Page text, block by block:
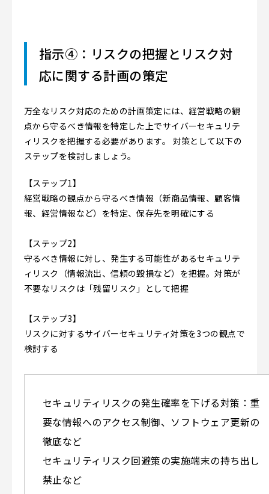
指示④：リスクの把握とリスク対
応に関する計画の策定
万全なリスク対応のための計画策定には、経営戦略の観
点から守るべき情報を特定した上でサイバーセキュリテ
ィリスクを把握する必要があります。 対策として以下の
ステップを検討しましょう。
【ステップ1】
経営戦略の観点から守るべき情報（新商品情報、顧客情
報、経営情報など）を特定、保存先を明確にする
【ステップ2】
守るべき情報に対し、発生する可能性があるセキュリテ
ィリスク（情報流出、信頼の毀損など）を把握。対策が
不要なリスクは「残留リスク」として把握
【ステップ3】
リスクに対するサイバーセキュリティ対策を3つの観点で
検討する
セキュリティリスクの発生確率を下げる対策：重
要な情報へのアクセス制御、ソフトウェア更新の
徹底など
セキュリティリスク回避策の実施端末の持ち出し
禁止など